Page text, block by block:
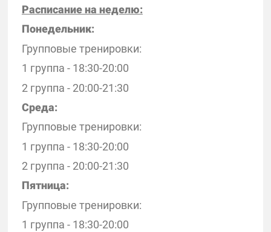
Расписание на неделю:
Понедельник:
Групповые тренировки:
1 группа - 18:30-20:00
2 группа - 20:00-21:30
Среда:
Групповые тренировки:
1 группа - 18:30-20:00
2 группа - 20:00-21:30
Пятница:
Групповые тренировки:
1 группа - 18:30-20:00